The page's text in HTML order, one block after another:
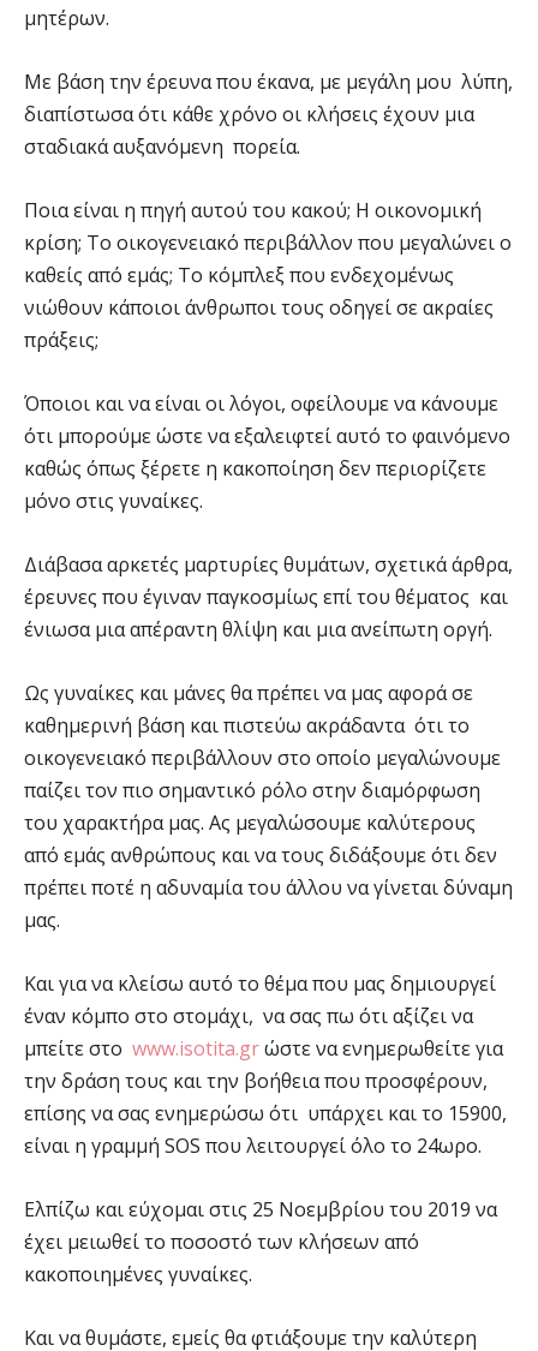
μητέρων.
Με βάση την έρευνα που έκανα, με μεγάλη μου λύπη,
διαπίστωσα ότι κάθε χρόνο οι κλήσεις έχουν μια
σταδιακά αυξανόμενη πορεία.
Ποια είναι η πηγή αυτού του κακού; Η οικονομική
κρίση; Το οικογενειακό περιβάλλον που μεγαλώνει ο
καθείς από εμάς; Το κόμπλεξ που ενδεχομένως
νιώθουν κάποιοι άνθρωποι τους οδηγεί σε ακραίες
πράξεις;
Όποιοι και να είναι οι λόγοι, οφείλουμε να κάνουμε
ότι μπορούμε ώστε να εξαλειφτεί αυτό το φαινόμενο
καθώς όπως ξέρετε η κακοποίηση δεν περιορίζετε
μόνο στις γυναίκες.
Διάβασα αρκετές μαρτυρίες θυμάτων, σχετικά άρθρα,
έρευνες που έγιναν παγκοσμίως επί του θέματος και
ένιωσα μια απέραντη θλίψη και μια ανείπωτη οργή.
Ως γυναίκες και μάνες θα πρέπει να μας αφορά σε
καθημερινή βάση και πιστεύω ακράδαντα ότι το
οικογενειακό περιβάλλουν στο οποίο μεγαλώνουμε
παίζει τον πιο σημαντικό ρόλο στην διαμόρφωση
του χαρακτήρα μας. Ας μεγαλώσουμε καλύτερους
από εμάς ανθρώπους και να τους διδάξουμε ότι δεν
πρέπει ποτέ η αδυναμία του άλλου να γίνεται δύναμη
μας.
Και για να κλείσω αυτό το θέμα που μας δημιουργεί
έναν κόμπο στο στομάχι, να σας πω ότι αξίζει να
μπείτε στο www.isotita.grώστε να ενημερωθείτε για
την δράση τους και την βοήθεια που προσφέρουν,
επίσης να σας ενημερώσω ότι υπάρχει και το 15900,
είναι η γραμμή SOS που λειτουργεί όλο το 24ωρο.
Ελπίζω και εύχομαι στις 25 Νοεμβρίου του 2019 να
έχει μειωθεί το ποσοστό των κλήσεων από
κακοποιημένες γυναίκες.
Και να θυμάστε, εμείς θα φτιάξουμε την καλύτερη